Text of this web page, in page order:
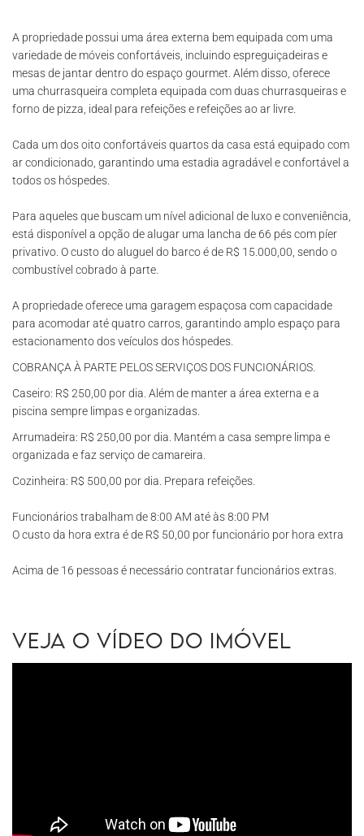
A propriedade possui uma área externa bem equipada com uma
variedade de móveis confortáveis, incluindo espreguiçadeiras e
mesas de jantar dentro do espaço gourmet. Além disso, oferece
uma churrasqueira completa equipada com duas churrasqueiras e
forno de pizza, ideal para refeições e refeições ao ar livre.
Cada um dos oito confortáveis quartos da casa está equipado com
ar condicionado, garantindo uma estadia agradável e confortável a
todos os hóspedes.
Para aqueles que buscam um nível adicional de luxo e conveniência,
está disponível a opção de alugar uma lancha de 66 pés com píer
privativo. O custo do aluguel do barco é de R$ 15.000,00, sendo o
combustível cobrado à parte.
A propriedade oferece uma garagem espaçosa com capacidade
para acomodar até quatro carros, garantindo amplo espaço para
estacionamento dos veículos dos hóspedes.
COBRANÇA À PARTE PELOS SERVIÇOS DOS FUNCIONÁRIOS.
Caseiro: R$ 250,00 por dia. Além de manter a área externa e a
piscina sempre limpas e organizadas.
Arrumadeira: R$ 250,00 por dia. Mantém a casa sempre limpa e
organizada e faz serviço de camareira.
Cozinheira: R$ 500,00 por dia. Prepara refeições.
Funcionários trabalham de 8:00 AM até às 8:00 PM
O custo da hora extra é de R$ 50,00 por funcionário por hora extra
Acima de 16 pessoas é necessário contratar funcionários extras.
Veja o vídeo do imóvel